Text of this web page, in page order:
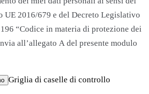
UE 2016/679 e del Decreto Legislativo
“Codice in materia di protezione dei
all’allegato A del presente modulo
Griglia di caselle di controllo